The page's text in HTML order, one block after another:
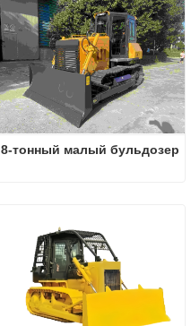
8-тонный малый бульдозер